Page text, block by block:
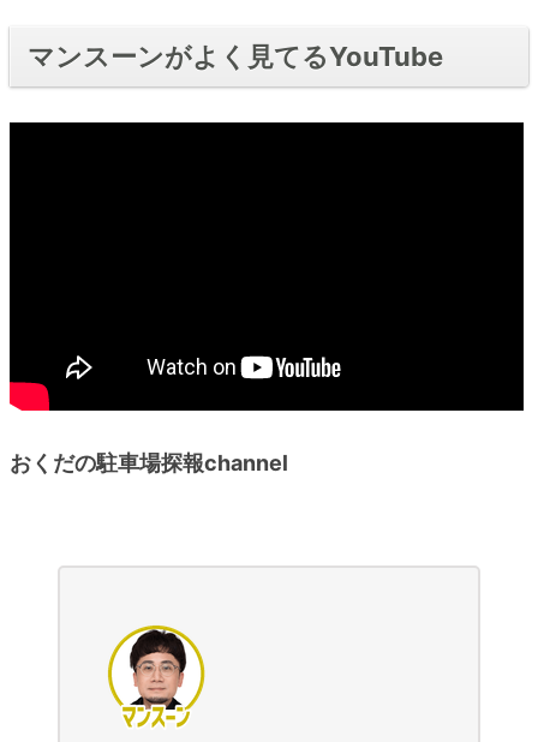
マンスーンがよく見てるYouTube
おくだの駐車場探報channel